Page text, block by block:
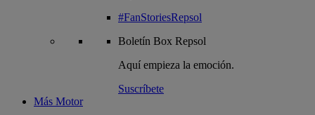
#FanStoriesRepsol
Boletín Box Repsol
Aquí empieza la emoción.
Suscríbete
Más Motor